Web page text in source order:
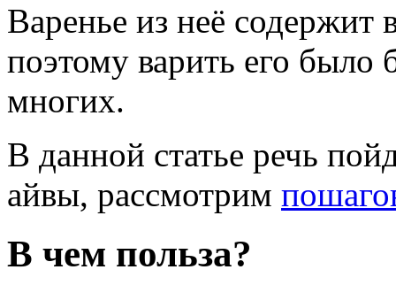
Варенье из неё
поэтому варить его
многих.
В данной статье речь
айвы, рассмотрим
В чем польза?